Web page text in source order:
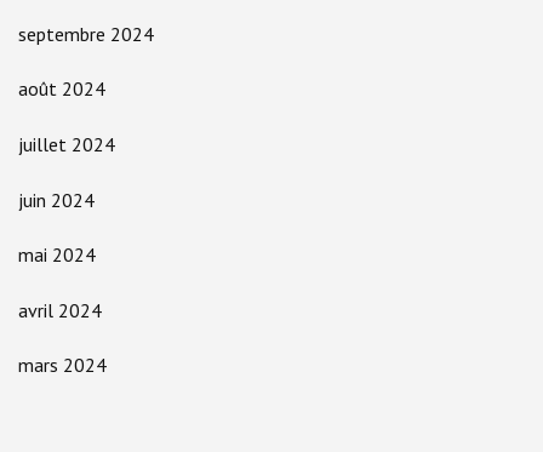
septembre 2024
août 2024
juillet 2024
juin 2024
mai 2024
avril 2024
mars 2024